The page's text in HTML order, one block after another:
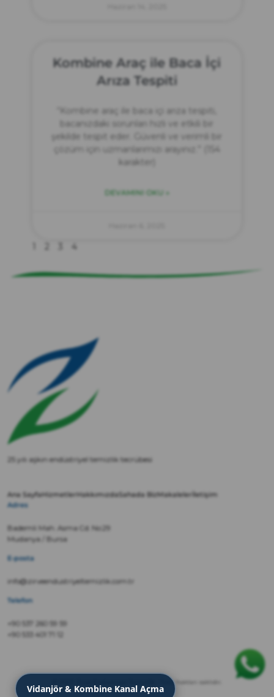
Kombine Araç ile Baca İçi
Arıza Tespiti
“Kombine araç ile baca içi arıza tespiti,
bacanızdaki sorunları hızlı ve etkili bir
şekilde tespit eder. Güvenli ve verimli bir
çözüm için uzmanlarımızı arayınız.” (154
karakter)
DEVAMINI OKU »
4
Vidanjör & Kombine Kanal Açma
25 yılı aşkın endüstriyel temizlik tecrübesi
Ana SayfaHizmetlerHakkımızdaSahada BizMakaleler İletişim
Adres
Bademli Mah. Asma Cd. No:29
Mudanya / Bursa
E-posta
info@zirveendustriyeltemizlik.com.tr
Telefon
+90 537 260 59 59
+90 533 401 71 12
© 2022 Zirve Endüstriyel Temizlik · Tüm hakları saklıdır.